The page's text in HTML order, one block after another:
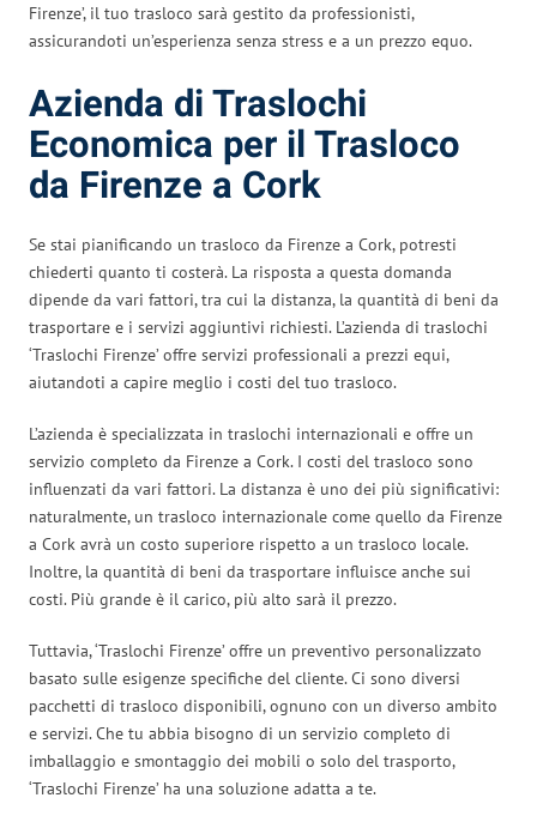
Firenze’, il tuo trasloco sarà gestito da professionisti,
assicurandoti un’esperienza senza stress e a un prezzo equo.
Azienda di Traslochi
Economica per il Trasloco
da Firenze a Cork
Se stai pianificando un trasloco da Firenze a Cork, potresti
chiederti quanto ti costerà. La risposta a questa domanda
dipende da vari fattori, tra cui la distanza, la quantità di beni da
trasportare e i servizi aggiuntivi richiesti. L’azienda di traslochi
‘Traslochi Firenze’ offre servizi professionali a prezzi equi,
aiutandoti a capire meglio i costi del tuo trasloco.
L’azienda è specializzata in traslochi internazionali e offre un
servizio completo da Firenze a Cork. I costi del trasloco sono
influenzati da vari fattori. La distanza è uno dei più significativi:
naturalmente, un trasloco internazionale come quello da Firenze
a Cork avrà un costo superiore rispetto a un trasloco locale.
Inoltre, la quantità di beni da trasportare influisce anche sui
costi. Più grande è il carico, più alto sarà il prezzo.
Tuttavia, ‘Traslochi Firenze’ offre un preventivo personalizzato
basato sulle esigenze specifiche del cliente. Ci sono diversi
pacchetti di trasloco disponibili, ognuno con un diverso ambito
e servizi. Che tu abbia bisogno di un servizio completo di
imballaggio e smontaggio dei mobili o solo del trasporto,
‘Traslochi Firenze’ ha una soluzione adatta a te.